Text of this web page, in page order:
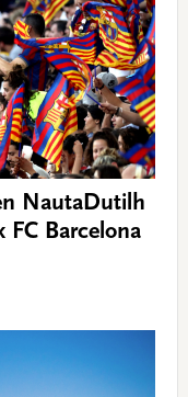
NautaDutilh
FC Barcelona